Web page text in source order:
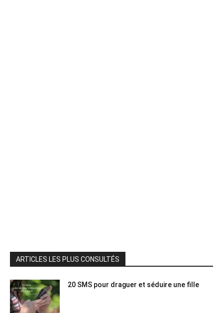
ARTICLES LES PLUS CONSULTÉS
20 SMS pour draguer et séduire une fille